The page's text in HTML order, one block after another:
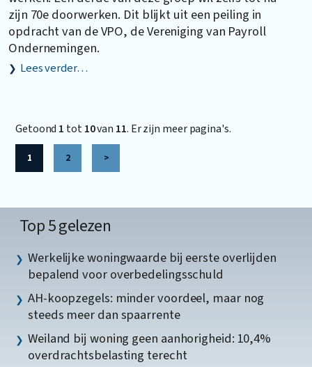
zijn 70e doorwerken. Dit blijkt uit een peiling in
opdracht van de VPO, de Vereniging van Payroll
Ondernemingen.
Lees verder…
Getoond 1 tot10van 11. Er zijn meer pagina's.
1 2 >
Top 5 gelezen
Werkelijke woningwaarde bij eerste overlijden
bepalend voor overbedelingsschuld
AH-koopzegels: minder voordeel, maar nog
steeds meer dan spaarrente
Weiland bij woning geen aanhorigheid: 10,4%
overdrachtsbelasting terecht